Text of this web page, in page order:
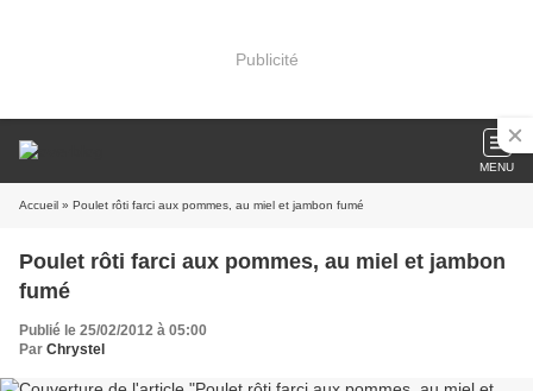
Publicité
MENU
Accueil » Poulet rôti farci aux pommes, au miel et jambon fumé
Poulet rôti farci aux pommes, au miel et jambon
fumé
Publié le 25/02/2012 à 05:00
Par Chrystel